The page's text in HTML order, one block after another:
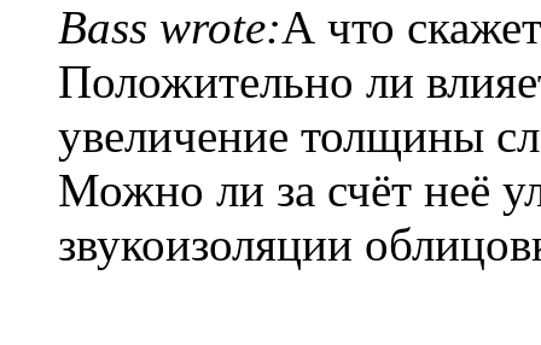
Bass wrote:А что
Положительно ли
увеличение толщины
Можно ли за счёт неё
звукоизоляции